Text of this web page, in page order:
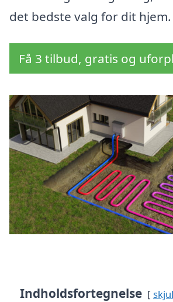
det bedste valg for dit hjem.
Få 3 tilbud, gratis og
Indholdsfortegnelse skjul